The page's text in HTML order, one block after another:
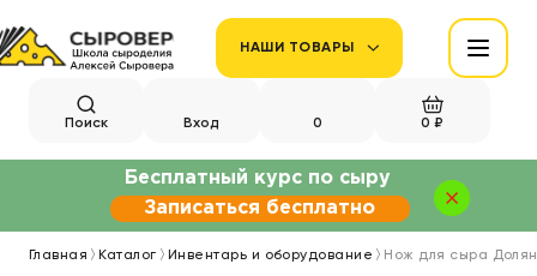
НАШИ ТОВАРЫ
Поиск Вход 0 0 ₽
Главная Каталог Инвентарь и оборудование Нож для сыра
Записаться бесплатно
Бесплатный курс по сыру